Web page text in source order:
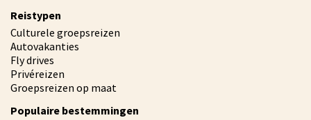
Reistypen
Culturele groepsreizen
Autovakanties
Fly drives
Privéreizen
Groepsreizen op maat
Populaire bestemmingen